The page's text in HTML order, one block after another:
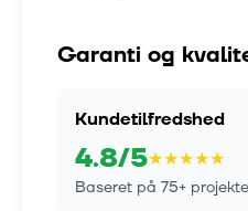
Garanti og
Kundetilfredshed
4.8/5★★★★★
Baseret på 75+